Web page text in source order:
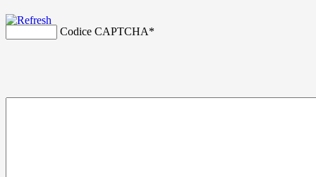
Codice CAPTCHA*